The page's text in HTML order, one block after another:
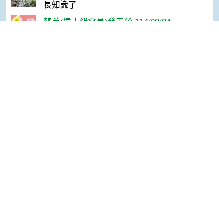
長知識了
蔡美(達人級會員)發表於 114/09/04